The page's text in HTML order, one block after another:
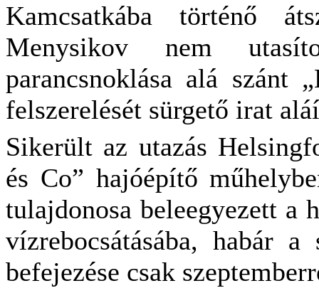
Kamcsatkába történő
Menysikov nem
parancsnoklása alá szánt
felszerelését sürgető irat
Sikerült az utazás
és Co” hajóépítő
tulajdonosa beleegyezett a
vízrebocsátásába, habár
befejezése csak